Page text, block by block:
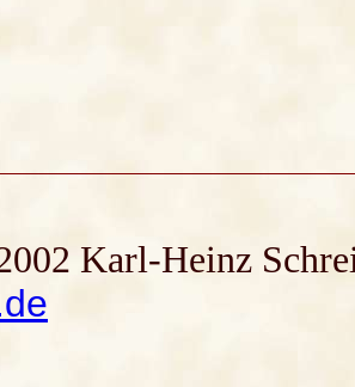
Karl-Heinz